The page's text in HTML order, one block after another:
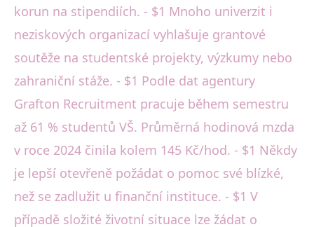
korun na stipendiích. - $1 Mnoho univerzit i
neziskových organizací vyhlašuje grantové
soutěže na studentské projekty, výzkumy nebo
zahraniční stáže. - $1 Podle dat agentury
Grafton Recruitment pracuje během semestru
až 61 % studentů VŠ. Průměrná hodinová mzda
v roce 2024 činila kolem 145 Kč/hod. - $1 Někdy
je lepší otevřeně požádat o pomoc své blízké,
než se zadlužit u finanční instituce. - $1 V
případě složité životní situace lze žádat o